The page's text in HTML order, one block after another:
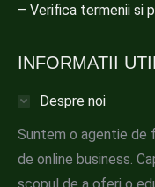
– Verifica termenii si
INFORMATII
Despre noi
Suntem o agentie de
de online business.
scopul de a oferi o